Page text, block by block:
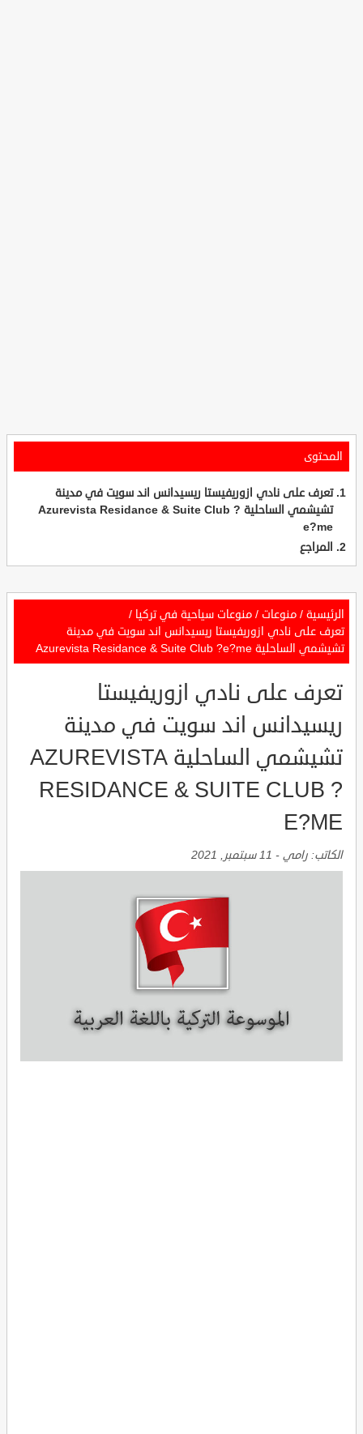
المحتوى
تعرف على نادي ازوريفيستا ريسيدانس اند سويت في مدينة
تشيشمي الساحلية Azurevista Residance & Suite Club ?
e?me
المراجع
الرئيسية / منوعات / منوعات سياحية في تركيا /
تعرف على نادي ازوريفيستا ريسيدانس اند سويت في مدينة
تشيشمي الساحلية Azurevista Residance & Suite Club ?e?me
تعرف على نادي ازوريفيستا
ريسيدانس اند سويت في مدينة
تشيشمي الساحلية AZUREVISTA
RESIDANCE & SUITE CLUB ?
E?ME
الكاتب: رامي - 11 سبتمبر, 2021